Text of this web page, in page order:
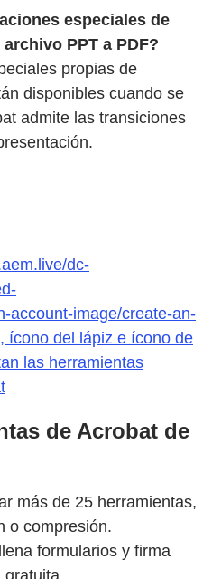
especiales de
PPT a PDF?
propias de
disponibles cuando se
admite las transiciones
dc-
account-image/create-an-
ícono del lápiz e ícono de
las herramientas
de Acrobat de
más de 25 herramientas,
o compresión.
formularios y firma
gratuita.